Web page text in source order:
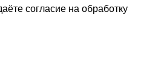
согласие на обработку